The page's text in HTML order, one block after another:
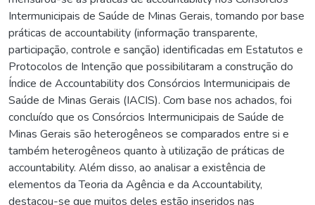
Intermunicipais de Saúde de Minas Gerais, tomando por base
práticas de accountability (informação transparente,
participação, controle e sanção) identificadas em Estatutos e
Protocolos de Intenção que possibilitaram a construção do
Índice de Accountability dos Consórcios Intermunicipais de
Saúde de Minas Gerais (IACIS). Com base nos achados, foi
concluído que os Consórcios Intermunicipais de Saúde de
Minas Gerais são heterogêneos se comparados entre si e
também heterogêneos quanto à utilização de práticas de
accountability. Além disso, ao analisar a existência de
elementos da Teoria da Agência e da Accountability,
destacou-se que muitos deles estão inseridos nas